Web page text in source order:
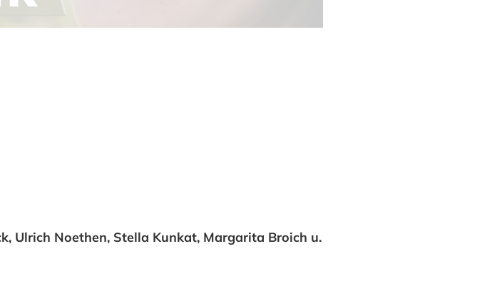
Ulrich Noethen, Stella Kunkat, Margarita Broich u.